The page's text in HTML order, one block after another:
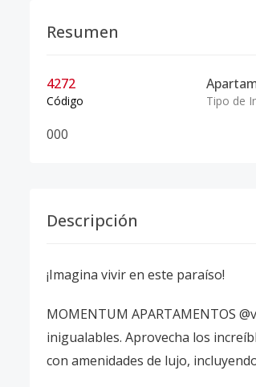
Resumen
4272
Código Tipo de
000
Descripción
¡Imagina vivir en este paraíso!
MOMENTUM APARTAMENTOS
inigualables. Aprovecha los
con amenidades de lujo,